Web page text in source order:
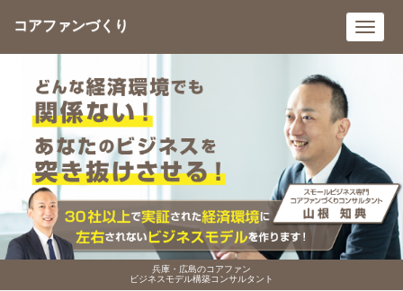
兵庫・広島のコアファン
ビジネスモデル構築コンサルタント
コアファンづくり